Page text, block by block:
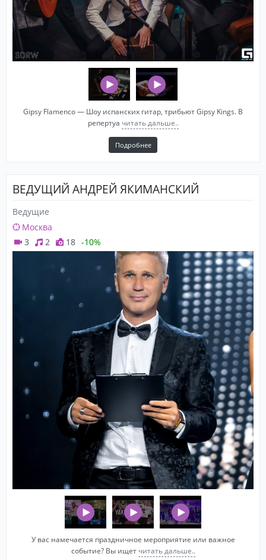
Gipsy Flamenco — Шоу испанских гитар, трибьют Gipsy Kings. В
репертуа читать дальше..
Подробнее
ВЕДУЩИЙ АНДРЕЙ ЯКИМАНСКИЙ
Ведущие
Москва
3
2 18 -10%
У вас намечается праздничное мероприятие или важное
событие? Вы ищет читать дальше..